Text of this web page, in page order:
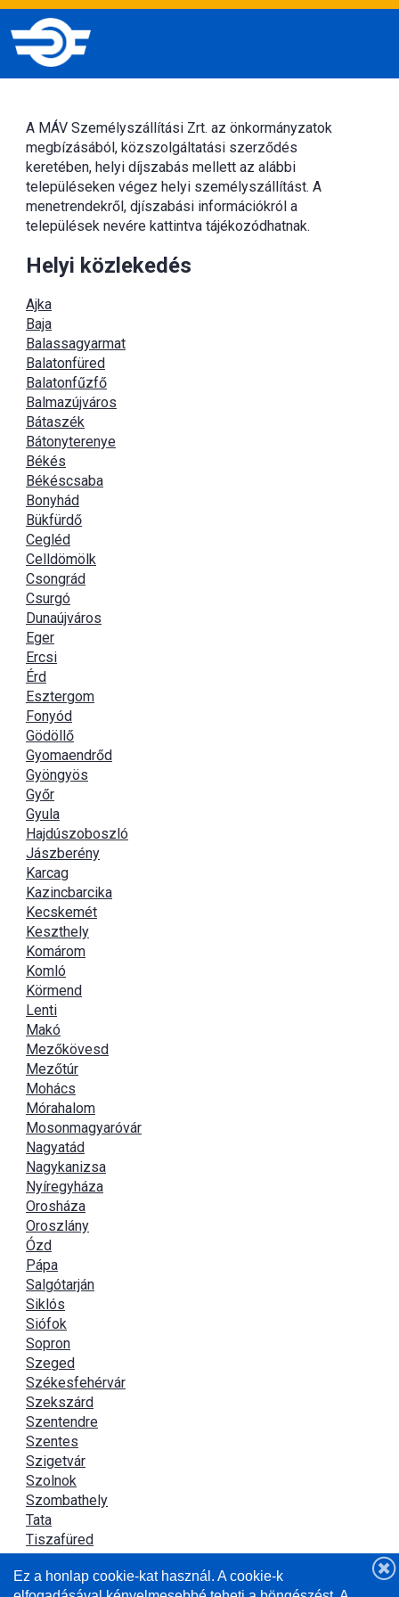
A MÁV Személyszállítási Zrt. az önkormányzatok
megbízásából, közszolgáltatási szerződés
keretében, helyi díjszabás mellett az alábbi
településeken végez helyi személyszállítást. A
menetrendekről, djíszabási információkról a
települések nevére kattintva tájékozódhatnak.
Helyi közlekedés
Ajka
Baja
Balassagyarmat
Balatonfüred
Balatonfűzfő
Balmazújváros
Bátaszék
Bátonyterenye
Békés
Békéscsaba
Bonyhád
Bükfürdő
Cegléd
Celldömölk
Csongrád
Csurgó
Dunaújváros
Eger
Ercsi
Érd
Esztergom
Fonyód
Gödöllő
Gyomaendrőd
Gyöngyös
Győr
Gyula
Hajdúszoboszló
Jászberény
Karcag
Kazincbarcika
Kecskemét
Keszthely
Komárom
Komló
Körmend
Lenti
Makó
Mezőkövesd
Mezőtúr
Mohács
Mórahalom
Mosonmagyaróvár
Nagyatád
Nagykanizsa
Nyíregyháza
Orosháza
Oroszlány
Ózd
Pápa
Salgótarján
Siklós
Siófok
Sopron
Szeged
Székesfehérvár
Szekszárd
Szentendre
Szentes
Szigetvár
Szolnok
Szombathely
Tata
Tiszafüred
Újszász
Ez a honlap cookie-kat használ. A cookie-k